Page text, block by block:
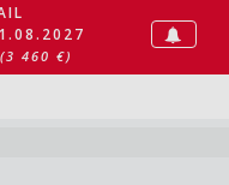
(3 460 €)